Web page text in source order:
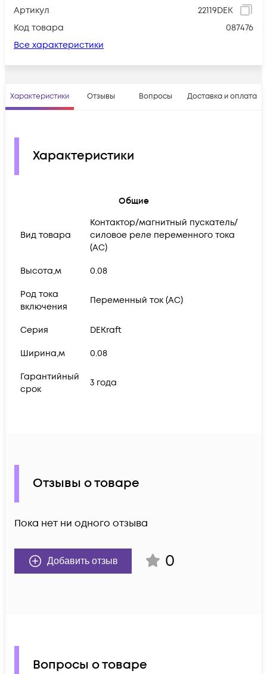
Артикул
22119DEK
Код товара
087476
Все характеристики
Характеристики Отзывы Вопросы Доставка и оплата
Характеристики
Общие
Вид товара
Контактор/магнитный пускатель/
силовое реле переменного тока
(АС)
Высота,м 0.08
Род тока
включения
Переменный ток (AC)
Серия DEKraft
Ширина,м 0.08
Гарантийный
срок
3 года
Отзывы о товаре
Пока нет ни одного отзыва
Добавить отзыв 0
Вопросы о товаре